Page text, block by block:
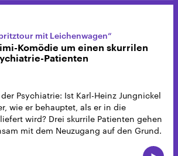
mit Leichenwagen“
Komödie um einen skurrilen
Patienten
Psychiatrie: Ist Karl-Heinz Jungnickel
wie er behauptet, als er in die
wird? Drei skurrile Patienten gehen
mit dem Neuzugang auf den Grund.